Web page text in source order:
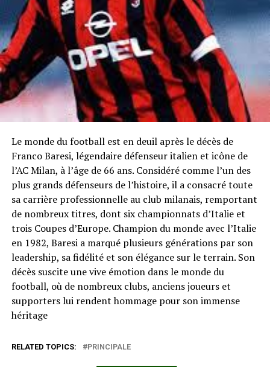
Le monde du football est en deuil après le décès de
Franco Baresi, légendaire défenseur italien et icône de
l’AC Milan, à l’âge de 66 ans. Considéré comme l’un des
plus grands défenseurs de l’histoire, il a consacré toute
sa carrière professionnelle au club milanais, remportant
de nombreux titres, dont six championnats d’Italie et
trois Coupes d’Europe. Champion du monde avec l’Italie
en 1982, Baresi a marqué plusieurs générations par son
leadership, sa fidélité et son élégance sur le terrain. Son
décès suscite une vive émotion dans le monde du
football, où de nombreux clubs, anciens joueurs et
supporters lui rendent hommage pour son immense
héritage
RELATED TOPICS: PRINCIPALE